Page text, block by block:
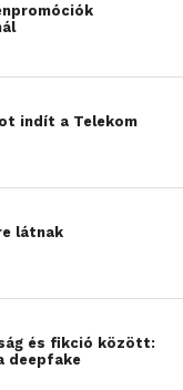
online és offline
kínáló
a
a magyar piacon
növekedést
volumene
indít a Telekom
látnak
és fikció között:
deepfake